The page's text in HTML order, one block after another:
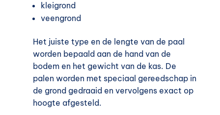
kleigrond
veengrond
Het juiste type en de lengte van de paal
worden bepaald aan de hand van de
bodem en het gewicht van de kas. De
palen worden met speciaal gereedschap in
de grond gedraaid en vervolgens exact op
hoogte afgesteld.